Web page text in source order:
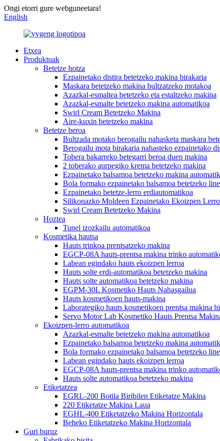
Ongi etorri gure webguneetara!
English
Etxea
Produktuak
Betetze hotza
Ezpainetako distira betetzeko makina birakaria
Maskara betetzeko makina bultzatzeko motakoa
Azazkal-esmaltea betetzeko eta estaltzeko makina
Azazkal-esmalte betetzeko makina automatikoa
Swirl Cream Betetzeko Makina
Aire-kuxin betetzeko makina
Betetze beroa
Bultzada motako berogailu nahasketa maskara
Berogailu mota birakaria nahasteko ezpainetako
Tobera bakarreko betegarri beroa duen makina
2 toberako aurpegiko krema betetzeko makina
Ezpainetako balsamoa betetzeko makina
Bola formako ezpainetako balsamoa betetzeko
Ezpainetako betetze-lerro erdiautomatikoa
Silikonazko Moldeen Ezpainetako Ekoizpen
Swirl Cream Betetzeko Makina
Hoztea
Tunel izozkailu automatikoa
Kosmetika hautsa
Hauts trinkoa prentsatzeko makina
EGCP-08A hauts-prentsa makina trinko
Labean egindako hauts ekoizpen lerroa
Hauts solte erdi-automatikoa betetzeko makina
Hauts solte automatikoa betetzeko makina
EGPM-30L Kosmetiko Hauts Nahasgailua
Hauts kosmetikoen hauts-makina
Laborategiko hauts kosmetikoen prentsa makina
Servo Motor Lab Kosmetiko Hauts Prentsa
Ekoizpen-lerro automatikoa
Azazkal-esmalte betetzeko makina automatikoa
Ezpainetako balsamoa betetzeko makina
Bola formako ezpainetako balsamoa betetzeko
Labean egindako hauts ekoizpen lerroa
EGCP-08A hauts-prentsa makina trinko
Hauts solte automatikoa betetzeko makina
Etiketatzea
EGRL-200 Botila Biribilen Etiketatze Makina
220 Etiketatze Makina Laua
EGHL-400 Etiketatzeko Makina Horizontala
Beheko Etiketatzeko Makina Horizontala
Guri buruz